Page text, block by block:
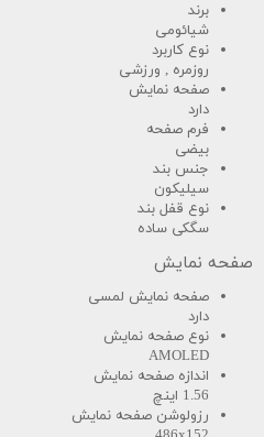
برند
شیائومی
نوع کاربرد
روزمره , ورزشی
صفحه نمایش
دارد
فرم صفحه
بیضی
جنس بند
سیلیکون
نوع قفل بند
سگکی ساده
صفحه نمایش
صفحه نمایش لمسی
دارد
نوع صفحه نمایش
AMOLED
اندازه صفحه نمایش
1.56 اینچ
رزولوشن صفحه نمایش